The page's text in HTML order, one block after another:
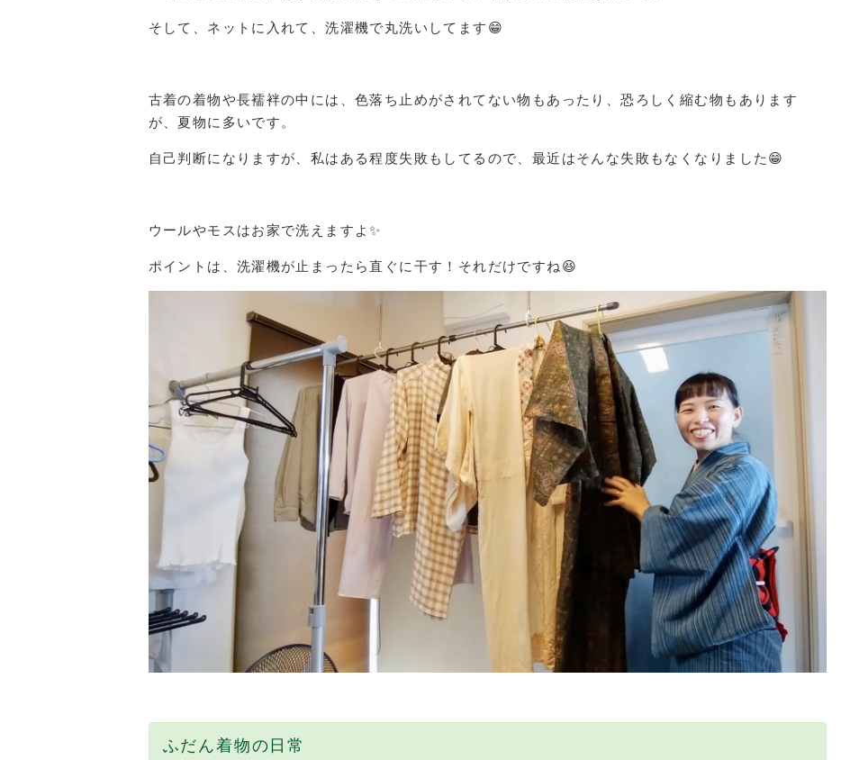
そして、ネットに入れて、洗濯機で丸洗いしてます😁
古着の着物や長襦袢の中には、色落ち止めがされてない物もあったり、恐ろしく縮む物もあります
が、夏物に多いです。
自己判断になりますが、私はある程度失敗もしてるので、最近はそんな失敗もなくなりました😁
ウールやモスはお家で洗えますよ✨
ポイントは、洗濯機が止まったら直ぐに干す！それだけですね😆
ふだん着物の日常